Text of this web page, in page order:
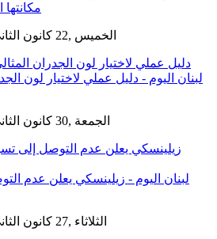
GMT 18:46 2026 الخميس ,22 كانون الثاني / يناير
دليل عملي لاختيار لون الجدران
GMT 09:47 2026 الجمعة ,30 كانون الثاني / يناير
زيلينسكي يعلن عدم التوصل
GMT 09:21 2026 الثلاثاء ,27 كانون الثاني / يناير